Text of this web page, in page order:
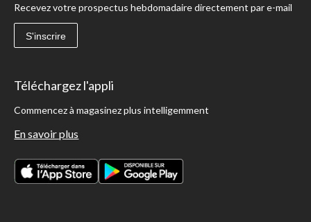
Recevez votre prospectus hebdomadaire directement par e-mail
S'inscrire
Téléchargez l'appli
Commencez à magasinez plus intelligemment
En savoir plus